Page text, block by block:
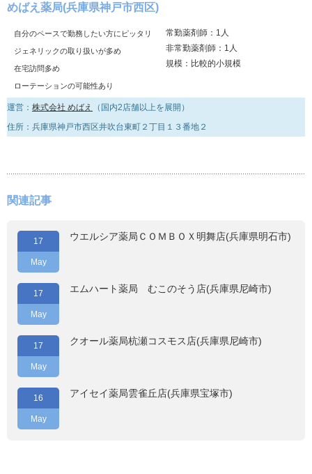
めばえ薬局(兵庫県神戸市西区)
自分のペースで勤務したい方にピッタリ
ジェネリックの取り扱いが多め
在宅訪問多め
ローテーションの可能性あり
常勤薬剤師：1人
非常勤薬剤師：1人
規模：比較的小規模
運営： 株式会社 めばえ
（国内2店舗以上を展開）
住所：兵庫県神戸市西区井吹台東町２丁目１３番地２
関連記事
17
May
ウエルシア薬局ＣＯＭＢＯＸ明舞店(兵庫県明石市)
17
May
エムハート薬局 むこのそう店(兵庫県尼崎市)
17
May
クオール薬局杭瀬コスモス店(兵庫県尼崎市)
16
May
アイセイ薬局雲雀丘店(兵庫県宝塚市)